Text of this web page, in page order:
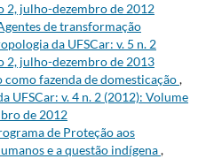
2, julho-dezembro de 2012
de transformação
da UFSCar: v. 5 n. 2
2, julho-dezembro de 2013
como fazenda de domesticação,
UFSCar: v. 4 n. 2 (2012): Volume
de 2012
de Proteção aos
e a questão indígena,